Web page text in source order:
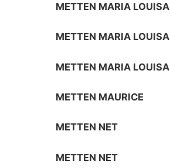
METTEN MARIA LOUISA
METTEN MARIA LOUISA
METTEN MARIA LOUISA
METTEN MAURICE
METTEN NET
METTEN NET